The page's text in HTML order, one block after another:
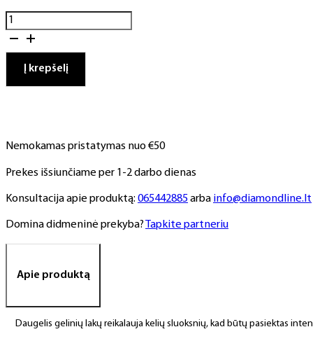
produkto
kiekis:
gelinis
lakas,
Į krepšelį
Nemokamas pristatymas nuo €50
Prekes išsiunčiame per 1-2 darbo dienas
Konsultacija apie produktą: 065442885arba info@diamondline.lt
Domina didmeninė prekyba? Tapkite partneriu
Apie produktą
Daugelis gelinių lakų reikalauja kelių sluoksnių, kad būtų pasiektas